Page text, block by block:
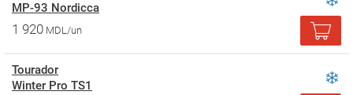
MP-93 Nordicca
1 920 MDL/un
Tourador
Winter Pro TS1